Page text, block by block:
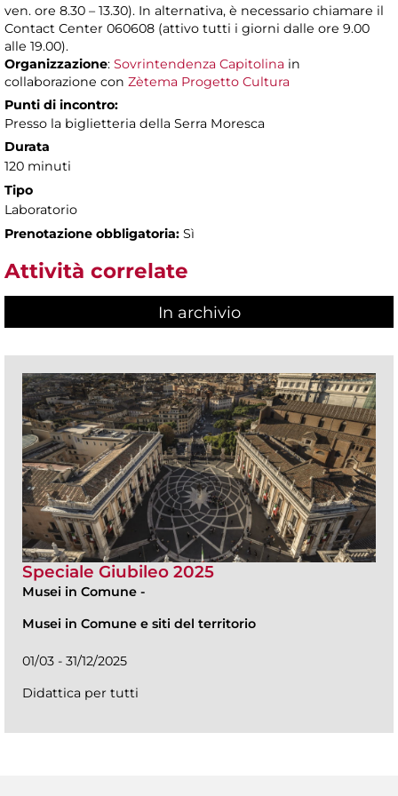
ven. ore 8.30 – 13.30). In alternativa, è necessario chiamare il
Contact Center 060608 (attivo tutti i giorni dalle ore 9.00
alle 19.00).
Organizzazione: Sovrintendenza Capitolina in
collaborazione con Zètema Progetto Cultura
Punti di incontro:
Presso la biglietteria della Serra Moresca
Durata
120 minuti
Tipo
Laboratorio
Prenotazione obbligatoria: Sì
Attività correlate
In archivio
Speciale Giubileo 2025
Musei in Comune -
Musei in Comune e siti del territorio
01/03 - 31/12/2025
Didattica per tutti